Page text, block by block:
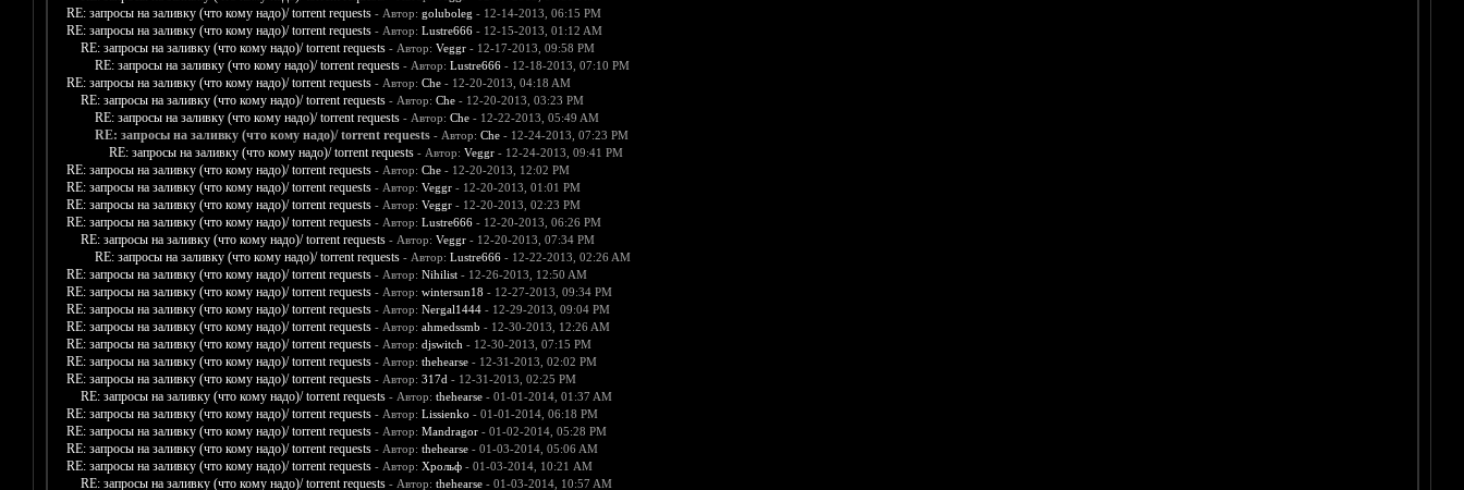
RE: запросы на заливку (что кому надо)/ torrent requests - Автор: goluboleg - 12-14-2013, 06:15 PM
RE: запросы на заливку (что кому надо)/ torrent requests - Автор: Lustre666- 12-15-2013, 01:12 AM
RE: запросы на заливку (что кому надо)/ torrent requests - Автор: Veggr- 12-17-2013, 09:58 PM
RE: запросы на заливку (что кому надо)/ torrent requests - Автор: Lustre666- 12-18-2013, 07:10 PM
RE: запросы на заливку (что кому надо)/ torrent requests - Автор: Che- 12-20-2013, 04:18 AM
RE: запросы на заливку (что кому надо)/ torrent requests - Автор: Che- 12-20-2013, 03:23 PM
RE: запросы на заливку (что кому надо)/ torrent requests - Автор: Che- 12-22-2013, 05:49 AM
RE: запросы на заливку (что кому надо)/ torrent requests - Автор: Che- 12-24-2013, 07:23 PM
RE: запросы на заливку (что кому надо)/ torrent requests - Автор: Veggr- 12-24-2013, 09:41 PM
RE: запросы на заливку (что кому надо)/ torrent requests - Автор: Che- 12-20-2013, 12:02 PM
RE: запросы на заливку (что кому надо)/ torrent requests - Автор: Veggr- 12-20-2013, 01:01 PM
RE: запросы на заливку (что кому надо)/ torrent requests - Автор: Veggr- 12-20-2013, 02:23 PM
RE: запросы на заливку (что кому надо)/ torrent requests - Автор: Lustre666- 12-20-2013, 06:26 PM
RE: запросы на заливку (что кому надо)/ torrent requests - Автор: Veggr- 12-20-2013, 07:34 PM
RE: запросы на заливку (что кому надо)/ torrent requests - Автор: Lustre666- 12-22-2013, 02:26 AM
RE: запросы на заливку (что кому надо)/ torrent requests - Автор: Nihilist- 12-26-2013, 12:50 AM
RE: запросы на заливку (что кому надо)/ torrent requests - Автор: wintersun18 - 12-27-2013, 09:34 PM
RE: запросы на заливку (что кому надо)/ torrent requests - Автор: Nergal1444- 12-29-2013, 09:04 PM
RE: запросы на заливку (что кому надо)/ torrent requests - Автор: ahmedssmb - 12-30-2013, 12:26 AM
RE: запросы на заливку (что кому надо)/ torrent requests - Автор: djswitch - 12-30-2013, 07:15 PM
RE: запросы на заливку (что кому надо)/ torrent requests - Автор: thehearse- 12-31-2013, 02:02 PM
RE: запросы на заливку (что кому надо)/ torrent requests - Автор: 317d - 12-31-2013, 02:25 PM
RE: запросы на заливку (что кому надо)/ torrent requests - Автор: thehearse- 01-01-2014, 01:37 AM
RE: запросы на заливку (что кому надо)/ torrent requests - Автор: Lissienko - 01-01-2014, 06:18 PM
RE: запросы на заливку (что кому надо)/ torrent requests - Автор: Mandragor- 01-02-2014, 05:28 PM
RE: запросы на заливку (что кому надо)/ torrent requests - Автор: thehearse- 01-03-2014, 05:06 AM
RE: запросы на заливку (что кому надо)/ torrent requests - Автор: Хрольф- 01-03-2014, 10:21 AM
RE: запросы на заливку (что кому надо)/ torrent requests - Автор: thehearse- 01-03-2014, 10:57 AM